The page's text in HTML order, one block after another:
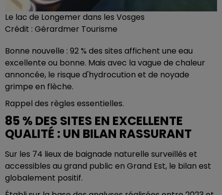
Le lac de Longemer dans les Vosges
Crédit : Gérardmer Tourisme
Bonne nouvelle : 92 % des sites affichent une eau
excellente ou bonne. Mais avec la vague de chaleur
annoncée, le risque d'hydrocution et de noyade
grimpe en flèche.
Rappel des règles essentielles.
85 % DES SITES EN EXCELLENTE
QUALITÉ : UN BILAN RASSURANT
Sur les 74 lieux de baignade naturelle surveillés et
accessibles au grand public en Grand Est, le bilan est
globalement positif.